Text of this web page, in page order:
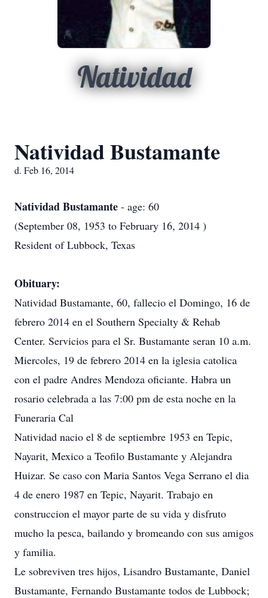
Natividad
Natividad Bustamante
d. Feb 16, 2014
Natividad Bustamante - age: 60
(September 08, 1953 to February 16, 2014 )
Resident of Lubbock, Texas
Obituary:
Natividad Bustamante, 60, fallecio el Domingo, 16 de
febrero 2014 en el Southern Specialty & Rehab
Center. Servicios para el Sr. Bustamante seran 10 a.m.
Miercoles, 19 de febrero 2014 en la iglesia catolica
con el padre Andres Mendoza oficiante. Habra un
rosario celebrada a las 7:00 pm de esta noche en la
Funeraria Cal
Natividad nacio el 8 de septiembre 1953 en Tepic,
Nayarit, Mexico a Teofilo Bustamante y Alejandra
Huizar. Se caso con Maria Santos Vega Serrano el dia
4 de enero 1987 en Tepic, Nayarit. Trabajo en
construccion el mayor parte de su vida y disfruto
mucho la pesca, bailando y bromeando con sus amigos
y familia.
Le sobreviven tres hijos, Lisandro Bustamante, Daniel
Bustamante, Fernando Bustamante todos de Lubbock;